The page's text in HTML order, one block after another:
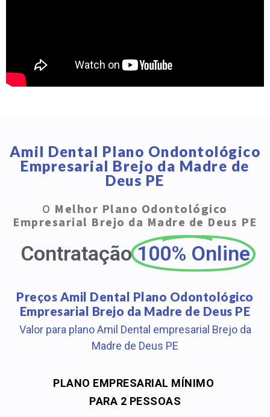
Amil Dental Plano Ondontológico
Empresarial Brejo da Madre de
Deus PE
O Melhor Plano Odontológico
Empresarial Brejo da Madre de Deus PE
Contratação 100% Online
Preços Amil Dental Plano Odontológico
Empresarial Brejo da Madre de Deus PE
Valor para plano Amil Dental empresarial Brejo da
Madre de Deus PE
PLANO EMPRESARIAL MÍNIMO
PARA 2 PESSOAS